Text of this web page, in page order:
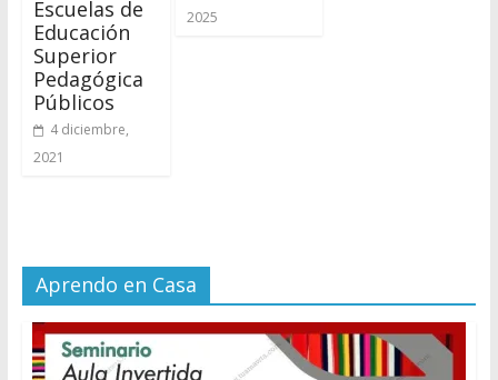
Escuelas de
Educación
Superior
Pedagógica
Públicos
4 diciembre,
2021
2025
Aprendo en Casa